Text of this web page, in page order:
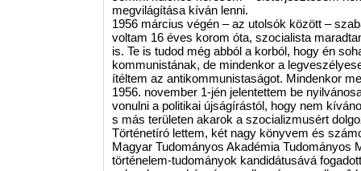
megvilágítása kíván lenni.
1956 március végén – az utolsók között –
voltam 16 éves korom óta, szocialista
is. Te is tudod még abból a korból, hogy én
kommunistának, de mindenkor a
ítéltem az antikommunistaságot. Mindenkor
1956. november 1-jén jelentettem be
vonulni a politikai újságírástól, hogy nem
s más területen akarok a szocializmusért
Történetíró lettem, két nagy könyvem és
Magyar Tudományos Akadémia Tudományos
történelem-tudományok kandidátusává